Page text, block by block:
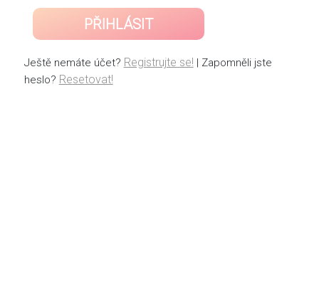
PŘIHLÁSIT
Ještě nemáte účet? Registrujte se!| Zapomněli jste
heslo? Resetovat!